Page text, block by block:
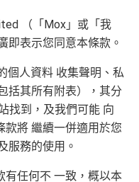
R
M
想儲「亞洲萬里通」
里數換免費機票去旅
行嘅朋友
（「Mox」或「我
即表示您同意本條款。
個人資料 收集聲明、私
括其所有附表），其分
找到，及我們可能 向
款將 繼續一併適用於您
服務的使用。
有任何不 一致，概以本